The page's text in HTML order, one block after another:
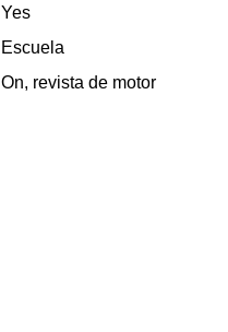
Yes
Escuela
On, revista de motor